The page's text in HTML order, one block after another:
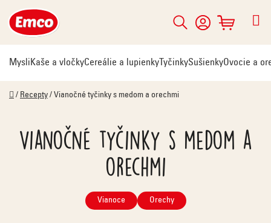
na
obsah
Hľadať
NÁKUPNÝ
KOŠÍK
MysliKaše a vločkyCereálie a lupienky TyčinkySušienkyOvocie a
Domov
/ Recepty / Vianočné tyčinky s medom a orechmi
Vianočné tyčinky s medom a
orechmi
Vianoce Orechy